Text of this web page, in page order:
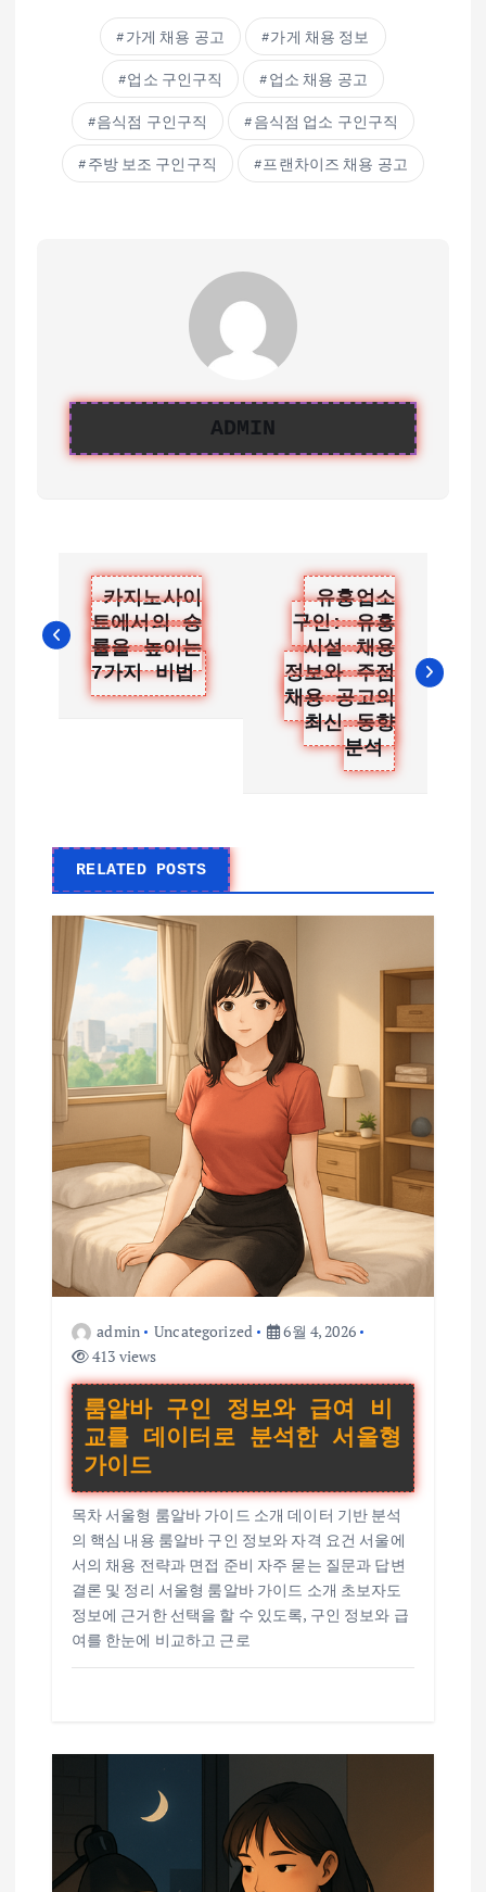
가게 채용 공고 가게 채용 정보
업소 구인구직 업소 채용 공고
음식점 구인구직 음식점 업소 구인구직
주방 보조 구인구직 프랜차이즈 채용 공고
ADMIN
글
탐
색
카지노사이
트에서의 승
률을 높이는
7가지 비법
유흥업소
구인: 유흥
시설 채용
정보와 주점
채용 공고의
최신 동향
분석
RELATED POSTS
admin Uncategorized
6월 4, 2026
413 views
룸알바 구인 정보와 급여 비
교를 데이터로 분석한 서울형
가이드
목차 서울형 룸알바 가이드 소개 데이터 기반 분석
의 핵심 내용 룸알바 구인 정보와 자격 요건 서울에
서의 채용 전략과 면접 준비 자주 묻는 질문과 답변
결론 및 정리 서울형 룸알바 가이드 소개 초보자도
정보에 근거한 선택을 할 수 있도록, 구인 정보와 급
여를 한눈에 비교하고 근로